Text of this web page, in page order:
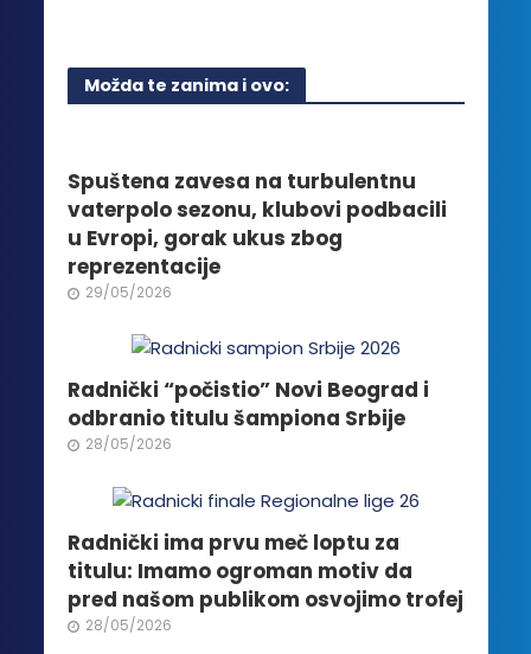
više
varijanti.
biti
izabrane
na
stranici
proizvoda.
Možda te zanima i ovo:
Spuštena zavesa na turbulentnu
vaterpolo sezonu, klubovi podbacili
u Evropi, gorak ukus zbog
reprezentacije
29/05/2026
Radnički “počistio” Novi Beograd i
odbranio titulu šampiona Srbije
28/05/2026
Radnički ima prvu meč loptu za
titulu: Imamo ogroman motiv da
pred našom publikom osvojimo trofej
28/05/2026